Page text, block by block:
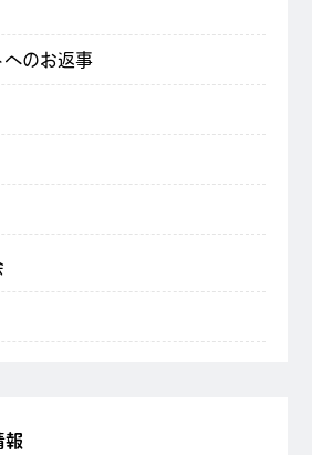
へのお返事
報